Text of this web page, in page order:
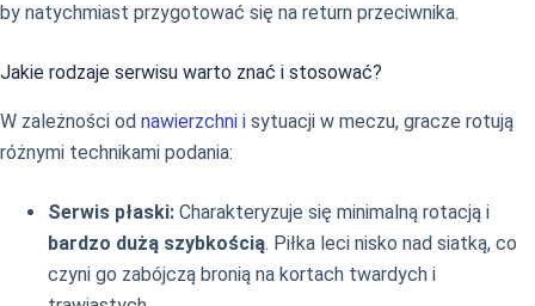
by natychmiast przygotować się na return przeciwnika.
Jakie rodzaje serwisu warto znać i stosować?
W zależności od nawierzchni i sytuacji w meczu, gracze rotują
różnymi technikami podania:
Serwis płaski: Charakteryzuje się minimalną rotacją i
bardzo dużą szybkością. Piłka leci nisko nad siatką, co
czyni go zabójczą bronią na kortach twardych i